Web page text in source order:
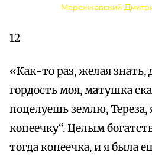
Мережковский
12
«Как-то раз, желая знать,
гордость моя, матушка
поцелуешь землю, Тереза,
копеечку“. Целым
тогда копеечка, и я была